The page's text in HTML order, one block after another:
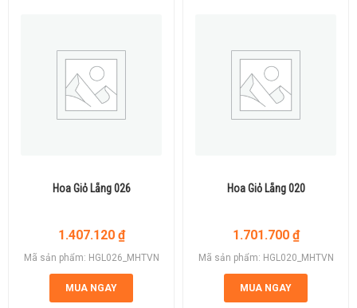
Hoa Giỏ Lẵng 026
1.407.120 ₫
Mã sản phẩm: HGL026_MHTVN
MUA NGAY
Hoa Giỏ Lẵng 020
1.701.700 ₫
Mã sản phẩm: HGL020_MHTVN
MUA NGAY